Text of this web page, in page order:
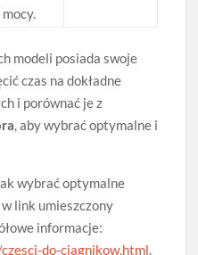
modeli posiada swoje
czas na dokładne
i porównać je z
, aby wybrać optymalne i
wybrać optymalne
link umieszczony
informacje:
do-ciagnikow.html.